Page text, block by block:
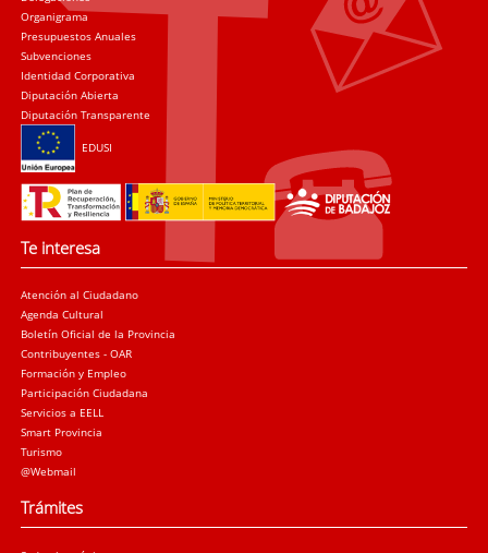
Organigrama
Presupuestos Anuales
Subvenciones
Identidad Corporativa
Diputación Abierta
Diputación Transparente
EDUSI
Te interesa
Atención al Ciudadano
Agenda Cultural
Boletín Oficial de la Provincia
Contribuyentes - OAR
Formación y Empleo
Participación Ciudadana
Servicios a EELL
Smart Provincia
Turismo
@Webmail
Trámites